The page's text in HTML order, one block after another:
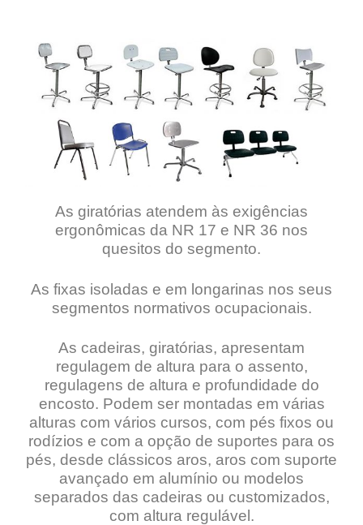
As giratórias atendem às exigências
ergonômicas da NR 17 e NR 36 nos
quesitos do segmento.
As fixas isoladas e em longarinas nos seus
segmentos normativos ocupacionais.
As cadeiras, giratórias, apresentam
regulagem de altura para o assento,
regulagens de altura e profundidade do
encosto. Podem ser montadas em várias
alturas com vários cursos, com pés fixos ou
rodízios e com a opção de suportes para os
pés, desde clássicos aros, aros com suporte
avançado em alumínio ou modelos
separados das cadeiras ou customizados,
com altura regulável.